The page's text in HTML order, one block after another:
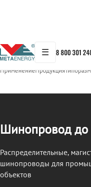
☰ 8 800 301
← Продукция/
ПрименениеПродукция
Шинопровод до
Распределительные,
шинопроводы для
объектов